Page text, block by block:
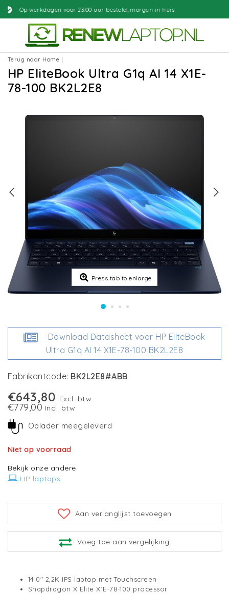
uur besteld, morgen in huis
Terug naar Home
HP EliteBook Ultra G1q AI 14 X1E-
78-100 BK2L2E8
Press tab to enlarge
Download Datasheet voor HP EliteBook
Ultra G1q AI 14 X1E-78-100 BK2L2E8
Fabrikantcode: BK2L2E8#ABB
€643,80 Excl. btw
€779,00 Incl. btw
Oplader meegeleverd
Niet op voorraad
Bekijk onze andere:
HP laptops
Aan verlanglijst toevoegen
Voeg toe aan vergelijking
14.0" 2,2K IPS laptop met Touchscreen
Snapdragon X Elite X1E-78-100 processor